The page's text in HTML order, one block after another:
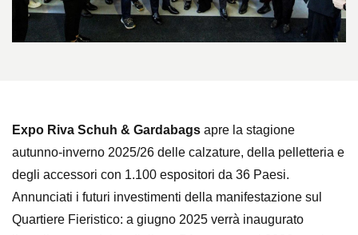
Expo Riva Schuh & Gardabags apre la stagione
autunno-inverno 2025/26 delle calzature, della pelletteria e
degli accessori con 1.100 espositori da 36 Paesi.
Annunciati i futuri investimenti della manifestazione sul
Quartiere Fieristico: a giugno 2025 verrà inaugurato